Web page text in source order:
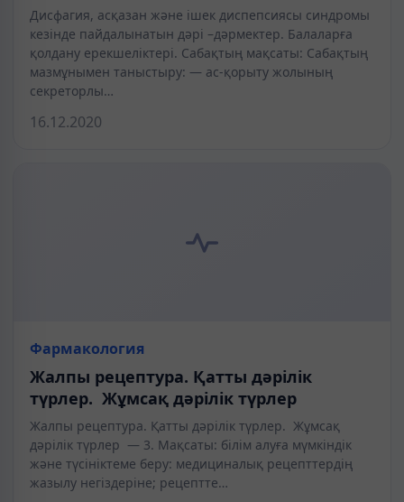
Дисфагия, асқазан және ішек диспепсиясы синдромы
кезінде пайдалынатын дәрі –дәрмектер. Балаларға
қолдану ерекшеліктері. Сабақтың мақсаты: Сабақтың
мазмұнымен таныстыру: — ас-қорыту жолының
секреторлы…
16.12.2020
Фармакология
Жалпы рецептура. Қатты дәрілік
түрлер. Жұмсақ дәрілік түрлер
Жалпы рецептура. Қатты дәрілік түрлер. Жұмсақ
дәрілік түрлер — 3. Мақсаты: білім алуға мүмкіндік
және түсініктеме беру: медициналық рецепттердің
жазылу негіздеріне; рецептте…